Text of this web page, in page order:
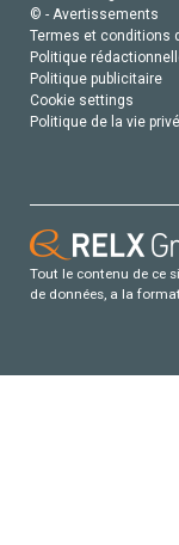
© - Avertissements
Termes et conditions
Politique
Politique publicitaire
Cookie settings
Politique de la vie
Tout le contenu de ce
de données, a la